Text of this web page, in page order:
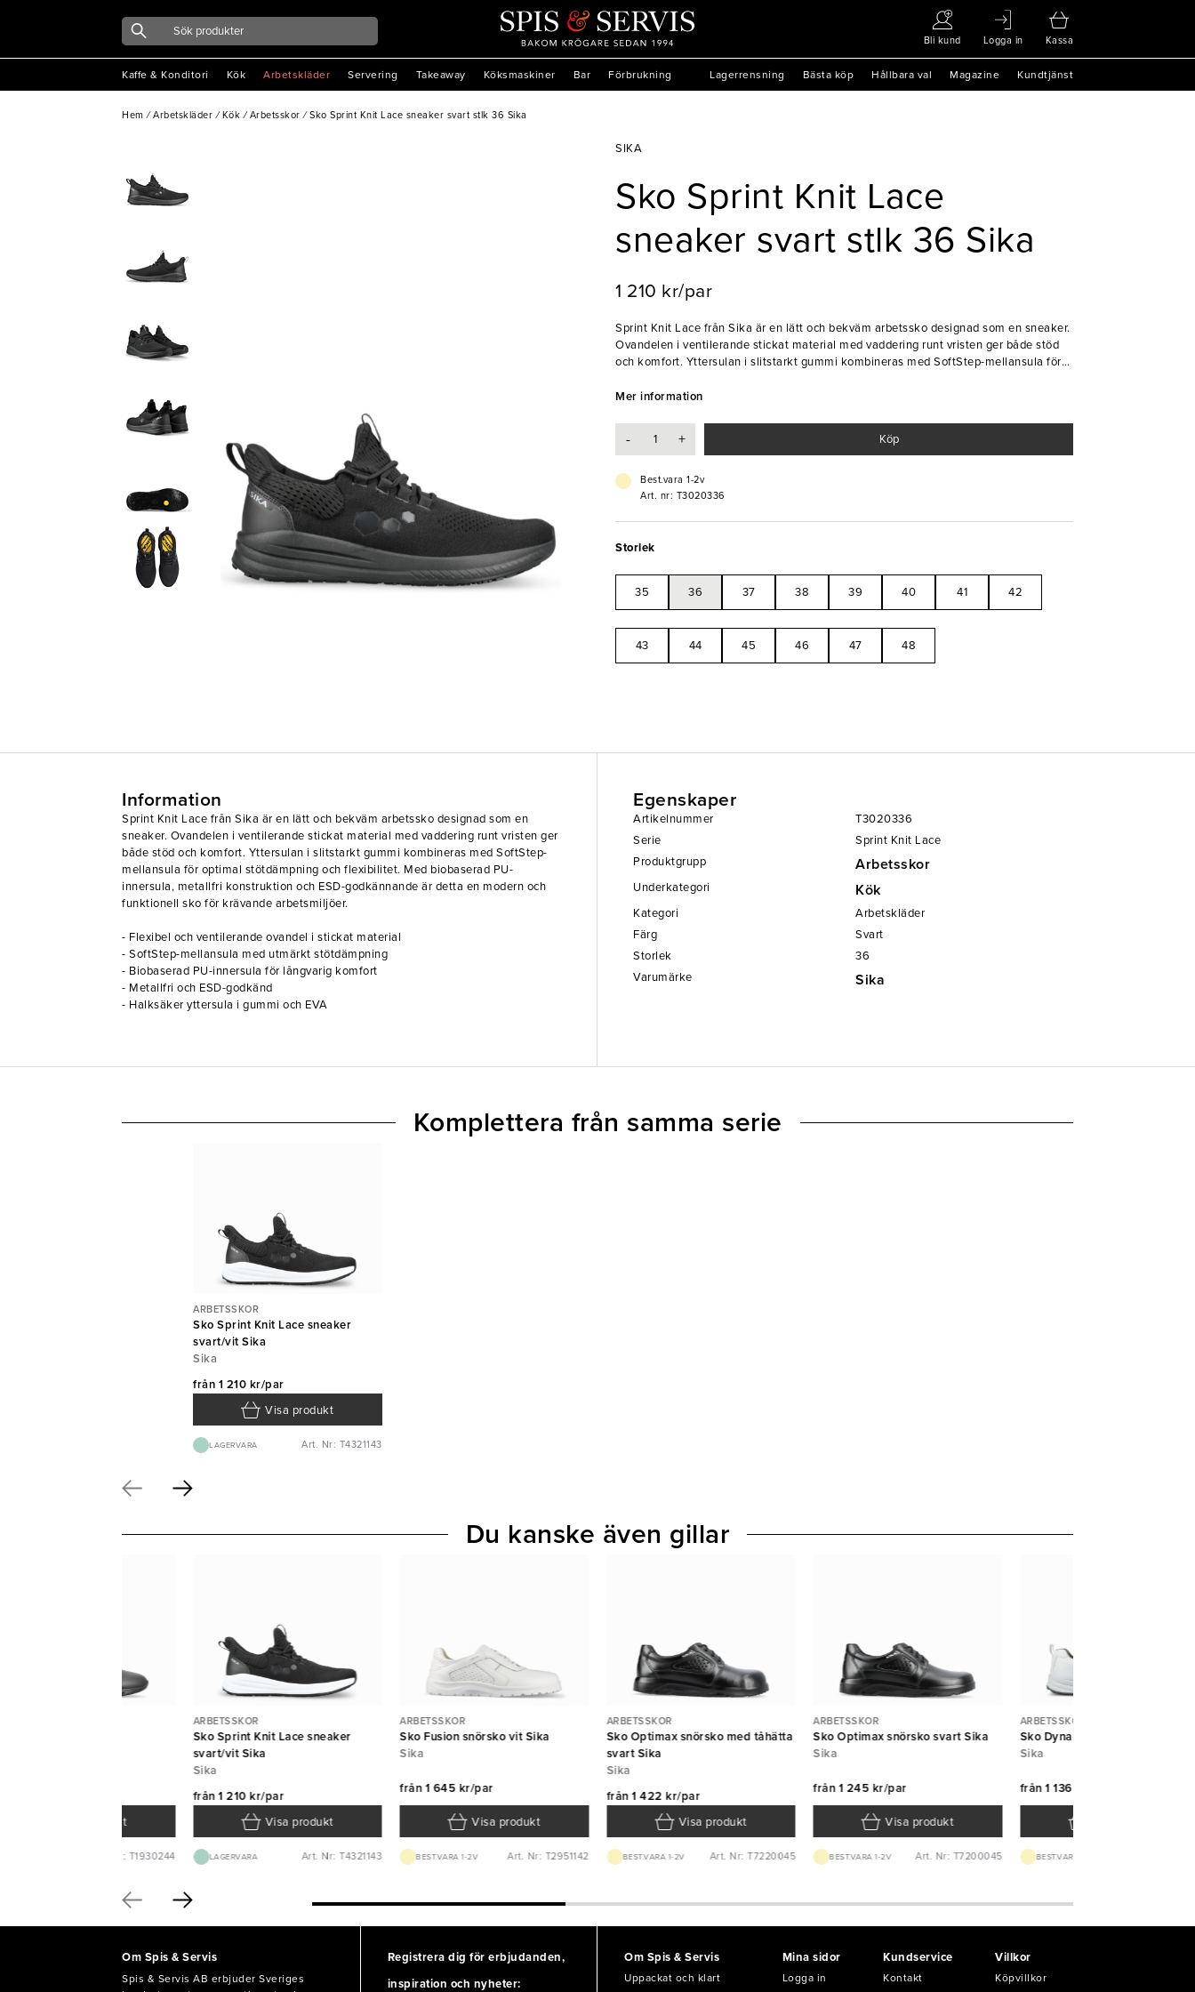
Bli kund Logga in Kassa
Kaffe & Konditori Kök Arbetskläder Servering Takeaway Köksmaskiner Bar Förbrukning Lagerrensning Bästa köp Hållbara val Magazine Kundtjänst
Hem / Arbetskläder / Kök / Arbetsskor / Sko Sprint Knit Lace sneaker svart stlk 36 Sika
SIKA
Sko Sprint Knit Lace
sneaker svart stlk 36 Sika
1 210 kr/par
Sprint Knit Lace från Sika är en lätt och bekväm arbetssko designad som en sneaker.
Ovandelen i ventilerande stickat material med vaddering runt vristen ger både stöd
och komfort. Yttersulan i slitstarkt gummi kombineras med SoftStep-mellansula för
konstruktion och ESD-godkännande är detta en modern och funktionell sko för
- Flexibel och ventilerande ovandel i stickat material
- Biobaserad PU-innersula för långvarig komfort
- Metallfri och ESD-godkänd
Mer information
- + Köp
Best.vara 1-2v
Art. nr: T3020336
Storlek
35 36 37 38 39 40 41 42
43 44 45 46 47 48
Information
Sprint Knit Lace från Sika är en lätt och bekväm arbetssko designad som en
sneaker. Ovandelen i ventilerande stickat material med vaddering runt vristen ger
både stöd och komfort. Yttersulan i slitstarkt gummi kombineras med SoftStep-
mellansula för optimal stötdämpning och flexibilitet. Med biobaserad PU-
innersula, metallfri konstruktion och ESD-godkännande är detta en modern och
funktionell sko för krävande arbetsmiljöer.
- Flexibel och ventilerande ovandel i stickat material
- SoftStep-mellansula med utmärkt stötdämpning
- Biobaserad PU-innersula för långvarig komfort
- Metallfri och ESD-godkänd
- Halksäker yttersula i gummi och EVA
Egenskaper
Artikelnummer
T3020336
Serie
Sprint Knit Lace
Produktgrupp
Arbetsskor
Underkategori Kök
Kategori
Arbetskläder
Färg
Svart
Storlek
36
Varumärke
Sika
ARBETSSKOR
Sko Sprint Knit Lace sneaker
svart/vit Sika
Sika
från 1 210 kr/par
Visa produkt
LAGERVARA Art. Nr: T4321143
Komplettera från samma serie
Visa produkt
Art. Nr: T1930244
ARBETSSKOR
Sko Sprint Knit Lace sneaker
svart/vit Sika
Sika
från1 210 kr/par
Visa produkt
LAGERVARA Art. Nr: T4321143
ARBETSSKOR
Sko Fusion snörsko vit Sika
Sika
från1 645 kr/par
Visa produkt
BEST.VARA 1-2V Art. Nr: T2951142
ARBETSSKOR
Sko Optimax snörsko med tåhätta
svart Sika
Sika
från1 422 kr/par
Visa produkt
BEST.VARA 1-2V Art. Nr: T7220045
ARBETSSKOR
Sko Optimax snörsko svart Sika
Sika
från1 245 kr/par
Visa produkt
BEST.VARA 1-2V Art. Nr: T7200045
ARBETSSKOR
Sko Dynamic sneaker vit Sika
Sika
från1 136 kr/par
BEST.VARA 1-2V
Du kanske även gillar
Om Spis & Servis
Spis & Servis AB erbjuder Sveriges
Registrera dig för erbjudanden,
inspiration och nyheter:
Om Spis & Servis
Uppackat och klart
Mina sidor
Logga in
Kundservice
Kontakt
Villkor
Köpvillkor